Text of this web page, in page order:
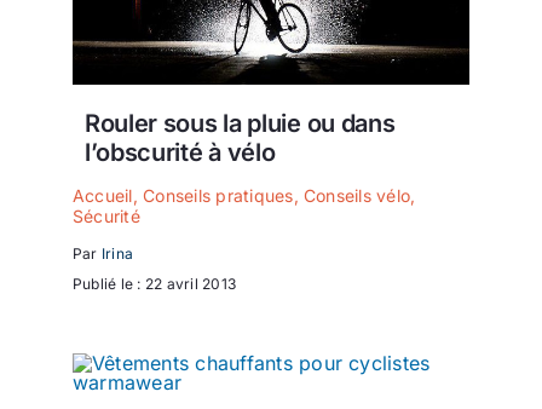
Rouler sous la pluie ou dans
l’obscurité à vélo
Accueil,Conseils pratiques, Conseils vélo,
Sécurité
Par Irina
Publié le : 22 avril 2013